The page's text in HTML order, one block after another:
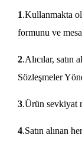
1.Kullanmakta
formunu ve
2.Alıcılar, satın
Sözleşmeler
3.Ürün sevkiyat
4.Satın alınan